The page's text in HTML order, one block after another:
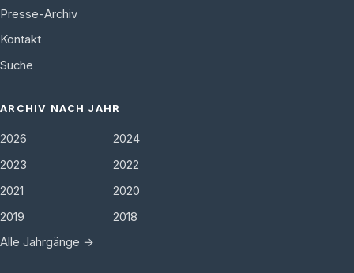
Presse-Archiv
Kontakt
Suche
ARCHIV NACH JAHR
2026
2024
2023
2022
2021
2020
2019
2018
Alle Jahrgänge →